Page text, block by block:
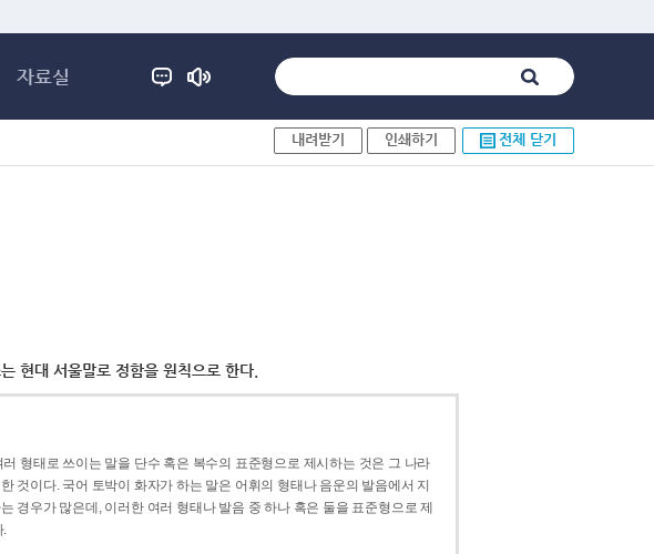
자료실
내려받기 인쇄하기 전체 닫기
현대 서울말로 정함을 원칙으로 한다.
형태로 쓰이는 말을 단수 혹은 복수의 표준형으로 제시하는 것은 그 나라
것이다. 국어 토박이 화자가 하는 말은 어휘의 형태나 음운의 발음에서 지
경우가 많은데, 이러한 여러 형태나 발음 중 하나 혹은 둘을 표준형으로 제
.